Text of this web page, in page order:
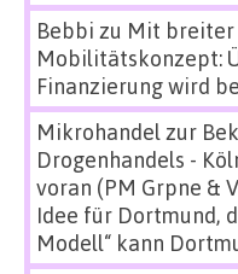
Bebbi zu Mit
Mobilitätskonzept:
Finanzierung wird
Mikrohandel zur
Drogenhandels -
voran (PM Grpne &
Idee für Dortmund,
Modell“ kann